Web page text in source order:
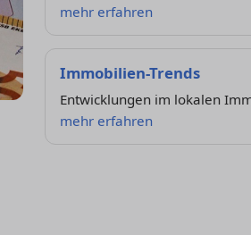
mehr erfahren
Immobilien-Trends
Entwicklungen im lokalen
mehr erfahren